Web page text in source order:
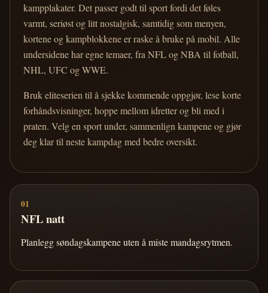
kampplakater. Det passer godt til sport fordi det føles
varmt, seriøst og litt nostalgisk, samtidig som menyen,
kortene og kampblokkene er raske å bruke på mobil. Alle
undersidene har egne temaer, fra NFL og NBA til fotball,
NHL, UFC og WWE.
Bruk eliteserien til å sjekke kommende oppgjør, lese korte
forhåndsvisninger, hoppe mellom idretter og bli med i
praten. Velg en sport under, sammenlign kampene og gjør
deg klar til neste kampdag med bedre oversikt.
01
NFL natt
Planlegg søndagskampene uten å miste mandagsrytmen.